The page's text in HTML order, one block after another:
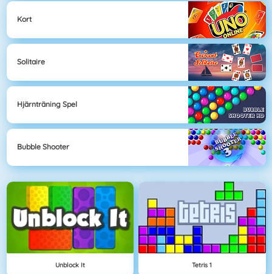
Kort
Solitaire
Hjärnträning Spel
Bubble Shooter
Unblock It Tetris 1